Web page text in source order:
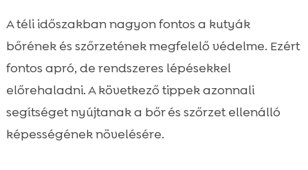
A téli időszakban nagyon fontos a kutyák
bőrének és szőrzetének megfelelő védelme. Ezért
fontos apró, de rendszeres lépésekkel
előrehaladni. A következő tippek azonnali
segítséget nyújtanak a bőr és szőrzet ellenálló
képességének növelésére.